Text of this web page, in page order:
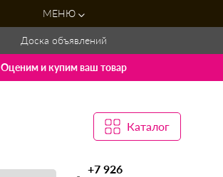
МЕНЮ
Доска объявлений
Оценим и купим ваш товар
Каталог
+7 926